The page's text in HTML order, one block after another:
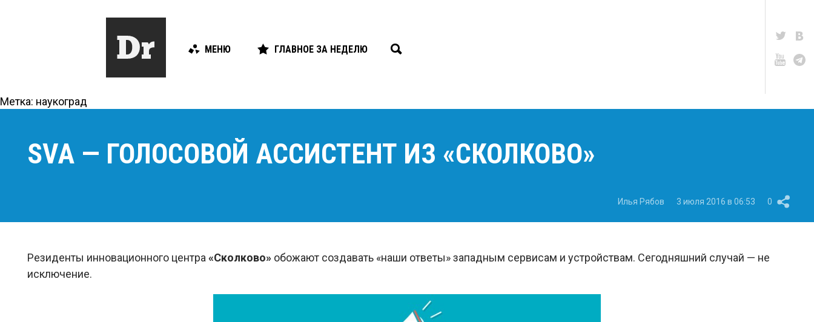
МЕНЮ ГЛАВНОЕ ЗА НЕДЕЛЮ
Метка: наукоград
SVA — ГОЛОСОВОЙ АССИСТЕНТ ИЗ «СКОЛКОВО»
Илья Рябов 3 июля 2016 в 06:53 0
Резиденты инновационного центра «Сколково» обожают создавать «наши ответы» западным сервисам и устройствам. Сегодняшний случай — не
исключение.